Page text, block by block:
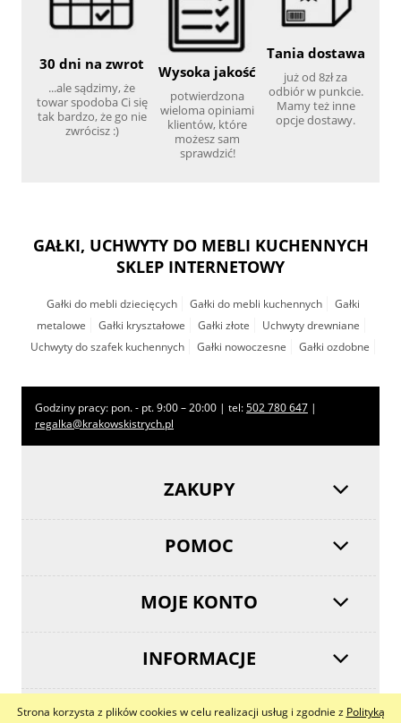
Strona korzysta z plików cookies w celu realizacji usług i zgodnie z Polityką
30 dni na zwrot
...ale sądzimy, że
towar spodoba Ci się
tak bardzo, że go nie
zwrócisz :)
Wysoka jakość
potwierdzona
wieloma opiniami
klientów, które
możesz sam
sprawdzić!
Tania dostawa
już od 8zł za
odbiór w punkcie.
Mamy też inne
opcje dostawy.
GAŁKI, UCHWYTY DO MEBLI KUCHENNYCH
SKLEP INTERNETOWY
Gałki do mebli dziecięcych Gałki do mebli kuchennych
Gałki
metalowe
Gałki kryształowe Gałki złote
Uchwyty drewniane
Uchwyty do szafek kuchennych
Gałki nowoczesne Gałki ozdobne
Godziny pracy: pon. - pt. 9:00 – 20:00 | tel:502 780 647 |
regalka@krakowskistrych.pl
ZAKUPY
POMOC
MOJE KONTO
INFORMACJE